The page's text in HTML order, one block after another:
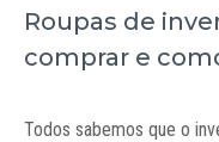
Roupas de
comprar e
Todos sabemos que o